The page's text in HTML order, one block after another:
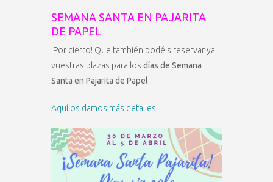
SEMANA SANTA EN PAJARITA
DE PAPEL
¡Por cierto! Que también podéis reservar ya
vuestras plazas para los días de Semana
Santa en Pajarita de Papel.
Aquí os damos más detalles.